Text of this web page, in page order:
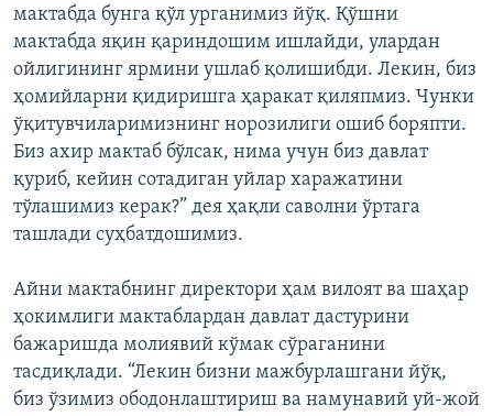
мактабда бунга қўл урганимиз йўқ. Қўшни
мактабда яқин қариндошим ишлайди, улардан
ойлигининг ярмини ушлаб қолишибди. Лекин, биз
ҳомийларни қидиришга ҳаракат қиляпмиз. Чунки
ўқитувчиларимизнинг норозилиги ошиб боряпти.
Биз ахир мактаб бўлсак, нима учун биз давлат
қуриб, кейин сотадиган уйлар харажатини
тўлашимиз керак?” дея ҳақли саволни ўртага
ташлади суҳбатдошимиз.
Айни мактабнинг директори ҳам вилоят ва шаҳар
ҳокимлиги мактаблардан давлат дастурини
бажаришда молиявий кўмак сўраганини
тасдиқлади. “Лекин бизни мажбурлашгани йўқ,
биз ўзимиз ободонлаштириш ва намунавий уй-жой